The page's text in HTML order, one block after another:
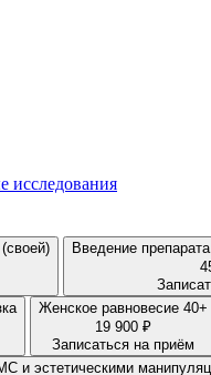
исследования
Введение
Женское равновесие 40+
19 900 ₽
Записаться на приём
и эстетическими